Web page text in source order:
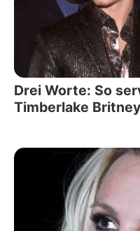
Drei Worte: So
Timberlake